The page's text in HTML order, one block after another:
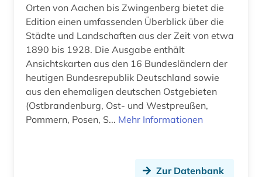
antike religionen (1)
antikolonialismus (2)
antisemitismus (8)
antisemitismus (motiv) (1)
antisemitismusforschung (1)
Orten von Aachen bis Zwingenberg bietet die
Edition einen umfassenden Überblick über die
Städte und Landschaften aus der Zeit von etwa
1890 bis 1928. Die Ausgabe enthält
Ansichtskarten aus den 16 Bundesländern der
heutigen Bundesrepublik Deutschland sowie
aus den ehemaligen deutschen Ostgebieten
(Ostbrandenburg, Ost- und Westpreußen,
Pommern, Posen, S... Mehr Informationen
Zur Datenbank